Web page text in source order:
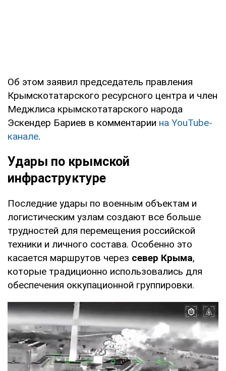
Об этом заявил председатель правления
Крымскотатарского ресурсного центра и член
Меджлиса крымскотатарского народа
Эскендер Бариев в комментарии на YouTube-
канале.
Удары по крымской
инфраструктуре
Последние удары по военным объектам и
логистическим узлам создают все больше
трудностей для перемещения российской
техники и личного состава. Особенно это
касается маршрутов через север Крыма,
которые традиционно использовались для
обеспечения оккупационной группировки.